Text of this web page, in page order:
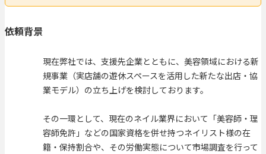
依頼背景
現在弊社では、支援先企業とともに、美容領域における新
規事業（実店舗の遊休スペースを活用した新たな出店・協
業モデル）の立ち上げを検討しております。
その一環として、現在のネイル業界において「美容師・理
容師免許」などの国家資格を併せ持つネイリスト様の在
籍・保持割合や、その労働実態について市場調査を行って